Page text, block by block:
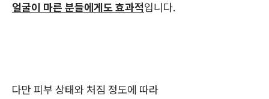
얼굴이 마른 분들에게도 효과적입니다.
다만 피부 상태와 처짐 정도에 따라